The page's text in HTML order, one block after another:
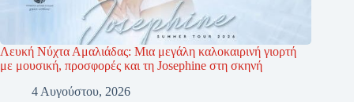
Λευκή Νύχτα Αμαλιάδας: Μια μεγάλη καλοκαιρινή γιορτή
με μουσική, προσφορές και τη Josephine στη σκηνή
4 Αυγούστου, 2026